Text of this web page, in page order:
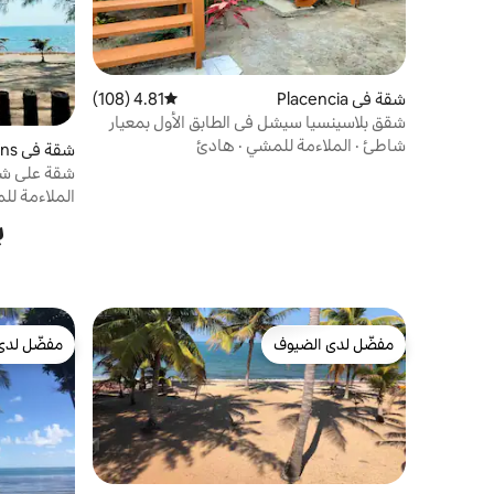
شقة في Placencia متوسط التقييم 4.81 من 5، 108 مراجعات
4.81 (108)
شقق بلاسينسيا سيشل في الطابق الأول بمعيار
ذهبي
شاطئ · الملاءمة للمشي · هادئ شقة في Hopkins
شقة على
البحر
الملاءمة
مفضّل لدى الضيوف
مفضّل لدى الضيوف
مفضّل
مفضّل